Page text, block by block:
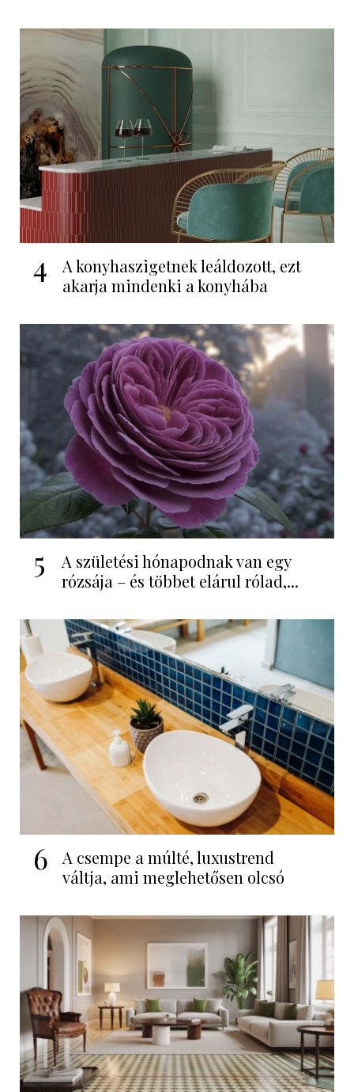
4
A konyhaszigetnek leáldozott, ezt
akarja mindenki a konyhába
5
A születési hónapodnak van egy
rózsája – és többet elárul rólad,...
6
A csempe a múlté, luxustrend
váltja, ami meglehetősen olcsó